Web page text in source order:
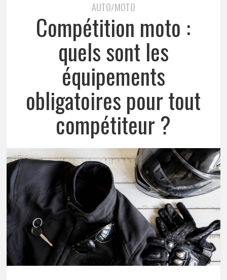
AUTO/MOTO
Compétition moto :
quels sont les
équipements
obligatoires pour tout
compétiteur ?